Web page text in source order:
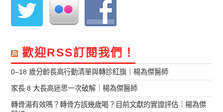
歡迎RSS訂閱我們！
0–18 歲分齡長高行動清單與轉診紅旗｜楊為傑醫師
家長 8 大長高迷思一次破解｜楊為傑醫師
轉骨湯有效嗎？轉骨方該幾歲喝？目前文獻的實證評估｜楊為傑